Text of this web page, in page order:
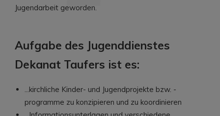
Jugendarbeit geworden.
Aufgabe des Jugenddienstes
Dekanat Taufers ist es:
...kirchliche Kinder- und Jugendprojekte bzw. -
programme zu konzipieren und zu koordinieren